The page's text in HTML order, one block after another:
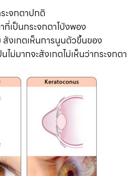
ะจกตาปกติ
เป็นกระจกตาโป่งพอง
งเกตเห็นการนูนตัวขึ้นของ
ม่มากจะสังเกตไม่เห็นว่ากระจกตา